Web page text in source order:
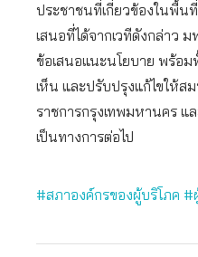
ประชาชนที่เกี่ยวข้องในพื้น
เสนอที่ได้จากเวทีดังกล่าว
ข้อเสนอแนะนโยบาย พร้อ
เห็น และปรับปรุงแก้ไขให้ส
ราชการกรุงเทพมหานคร แ
เป็นทางการต่อไป
#สภาองค์กรของผู้บริโภค #